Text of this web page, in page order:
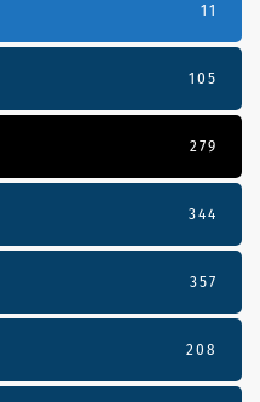
11
105
279
344
357
208